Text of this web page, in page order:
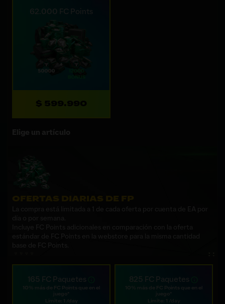
62.000 FC Points
$ 599.990
OFERTAS DIARIAS DE FP
base de FC Points.
165 FC Paquetes
10% más de FC Points que en el
juego*
Límite: 1 /day
825 FC Paquetes
10% más de FC Points que en el
juego*
Límite: 1 /day